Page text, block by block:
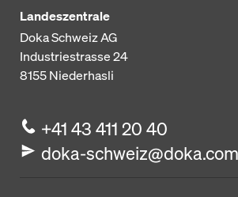
Landeszentrale
Doka Schweiz AG
Industriestrasse 24
8155Niederhasli
+41 43 411 20 40
doka-schweiz@doka.com